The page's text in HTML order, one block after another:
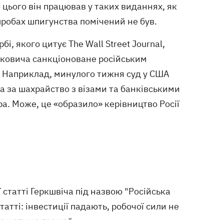
він працював у таких виданнях, як
шпигунства помічений не був.
якого цитує The Wall Street Journal,
санкціоноване російським
Наприклад, минулого тижня суд у США
за шахрайство з візами та банківськими
Може, це «образило» керівництво Росії
Геркшвіча під назвою "Російська
інвестиції падають, робочої сили не